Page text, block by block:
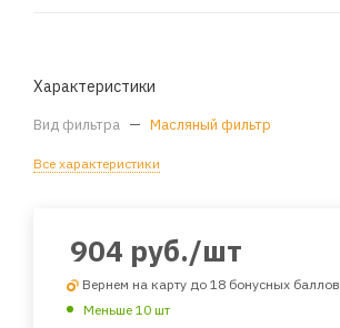
Характеристики
Вид фильтра — Масляный фильтр
Все характеристики
904 руб./шт
Вернем на карту до 18 бонусных баллов
Меньше 10 шт